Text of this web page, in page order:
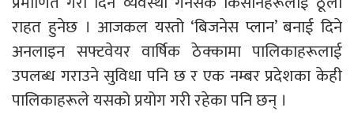
राहत हुनेछ । आजकल यस्तो ‘बिजनेस प्लान’ बनाई दिने
अनलाइन सफ्टवेयर वार्षिक ठेक्कामा पालिकाहरूलाई
उपलब्ध गराउने सुविधा पनि छ र एक नम्बर प्रदेशका केही
पालिकाहरूले यसको प्रयोग गरी रहेका पनि छन् ।